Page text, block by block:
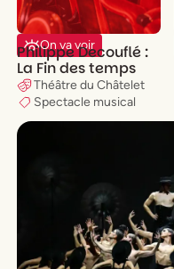
On va voir
Philippe Decouflé :
La Fin des temps
Théâtre du Châtelet
Spectacle musical